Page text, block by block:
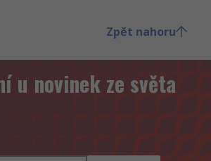
Zpět nahoru
u novinek ze světa